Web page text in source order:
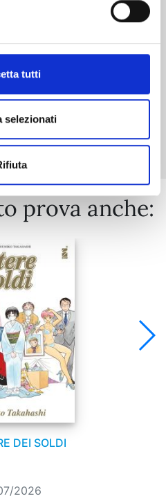
tutti
selezionati
tutto
prova anche:
DEI SOLDI
2026